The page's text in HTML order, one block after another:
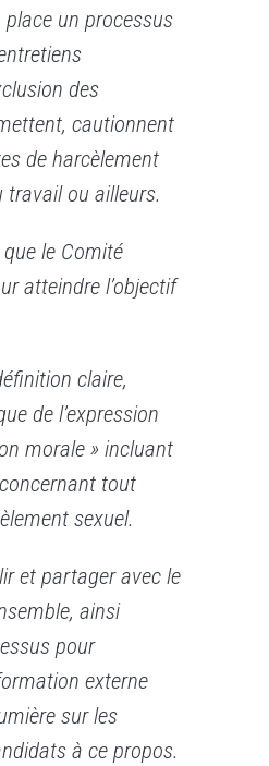
un processus
des
cautionnent
de harcèlement
travail ou ailleurs.
le Comité
atteindre l’objectif
claire,
de l’expression
morale » incluant
tout
sexuel.
et partager avec le
ainsi
pour
externe
sur les
à ce propos.